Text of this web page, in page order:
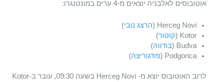
אוטובוסים לאלבניה יוצאים מ-4 ערים במונטנגרו:
Herceg Novi ( הרצג נובי)
Kotor (
קוטור)
Budva (
בודווה)
Podgorica (
פודגוריצה)
לרוב האוטובוס יוצא מ- Herceg Novi בשעה 09:30, עובר ב-Kotor